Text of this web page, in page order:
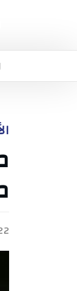
22 سبتمبر